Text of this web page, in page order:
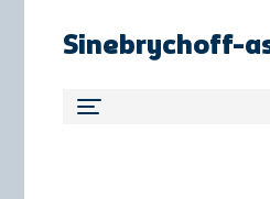
Sinebrychoff-